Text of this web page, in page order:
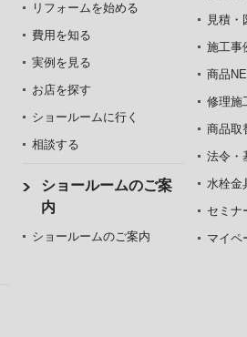
リフォームを始める
費用を知る
実例を見る
お店を探す
ショールームに行く
相談する
ショールームのご案
内
ショールームのご案内
見積・
施工事
商品
修理施
商品取
法令・
水栓金
セミナ
マイペ